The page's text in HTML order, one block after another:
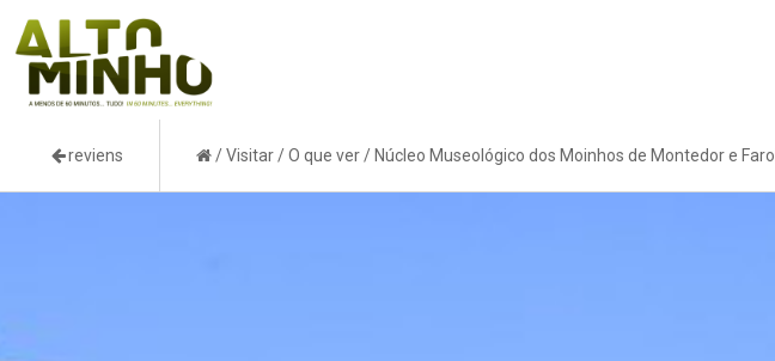
reviens /Visitar/O que ver/ Núcleo Museológico dos Moinhos de Montedor e Farol